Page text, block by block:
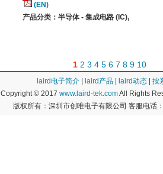
(EN)
产品分类：半导体 - 集成电路 (IC),
1 2 3 4 5 6 7 8 9 10
laird电子简介 laird产品 laird动态
按
Copyright © 2017 www.laird-tek.comAll Rights
版权所有：深圳市创唯电子有限公司 客服电话